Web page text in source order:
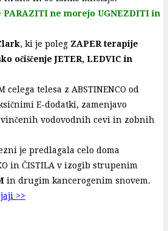
PARAZITI ne morejo UGNEZDITI in
, ki je poleg ZAPER terapije
očiščenje JETER, LEDVIC in
celega telesa z ABSTINENCO od
E-dodatki, zamenjavo
vodovodnih cevi in zobnih
je predlagala celo doma
in ČISTILA v izogib strupenim
in drugim kancerogenim snovem.
>>